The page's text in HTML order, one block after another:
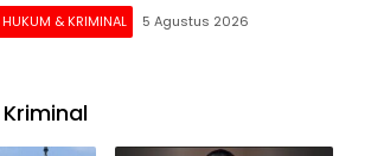
HUKUM & KRIMINAL 5 Agustus 2026